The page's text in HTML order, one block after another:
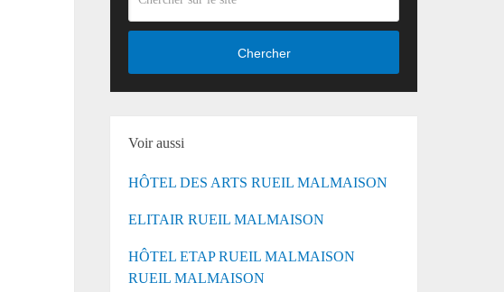
Chercher
Voir aussi
HÔTEL DES ARTS RUEIL MALMAISON
ELITAIR RUEIL MALMAISON
HÔTEL ETAP RUEIL MALMAISON
RUEIL MALMAISON